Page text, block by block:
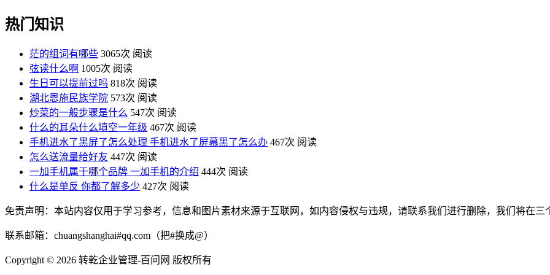
热门知识
茫的组词有哪些 3065次 阅读
弦读什么啊 1005次 阅读
生日可以提前过吗 818次 阅读
湖北恩施民族学院 573次 阅读
炒菜的一般步骤是什么 547次 阅读
什么的耳朵什么填空一年级 467次 阅读
手机进水了黑屏了怎么处理 手机进水了屏幕黑了怎么办 467次 阅读
怎么送流量给好友 447次 阅读
一加手机属于哪个品牌 一加手机的介绍 444次 阅读
什么是单反 你都了解多少 427次 阅读
免责声明：本站内容仅用于学习参考，信息和图片素材来源于互联网，如内容侵权与违规，请联系我们进行删除，我们将在三
联系邮箱：chuangshanghai#qq.com（把#换成@）
Copyright © 2026 转乾企业管理-百问网 版权所有